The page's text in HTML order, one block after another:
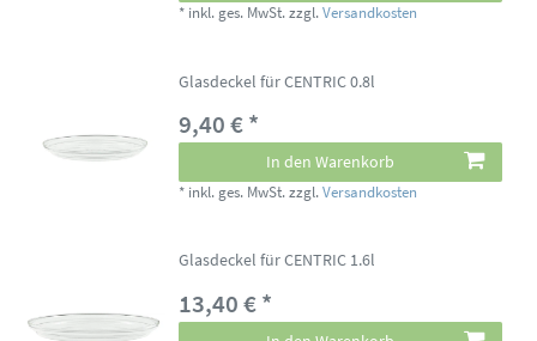
* inkl. ges. MwSt. zzgl.Versandkosten
Glasdeckel für CENTRIC 0.8l
9,40 € *
In den Warenkorb
* inkl. ges. MwSt. zzgl.Versandkosten
Glasdeckel für CENTRIC 1.6l
13,40 € *